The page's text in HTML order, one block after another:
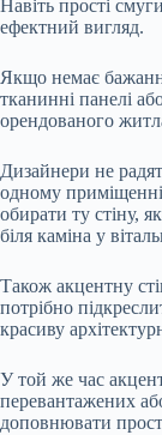
Навіть прості
ефектний вигляд.
Якщо немає
тканинні панелі
орендованого
Дизайнери не
одному
обирати ту стіну,
біля каміна у
Також акцентну
потрібно
красиву
У той же час
перевантажених
доповнювати